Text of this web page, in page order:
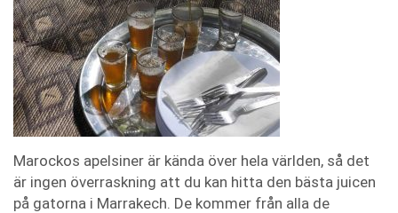
Marockos apelsiner är kända över hela världen, så det
är ingen överraskning att du kan hitta den bästa juicen
på gatorna i Marrakech. De kommer från alla de